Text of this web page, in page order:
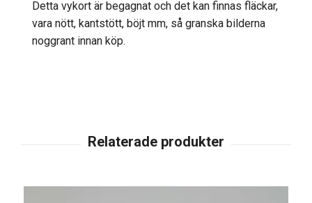
Detta vykort är begagnat och det kan finnas fläckar,
vara nött, kantstött, böjt mm, så granska bilderna
noggrant innan köp.